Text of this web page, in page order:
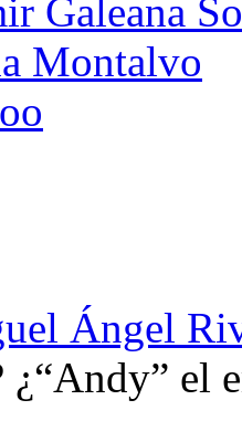
Galeana
Montalvo
Ángel
¿“Andy” el